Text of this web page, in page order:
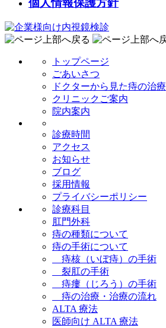
トップページ
ごあいさつ
ドクターから見た痔の治療
クリニックご案内
院内案内
診療時間
アクセス
お知らせ
ブログ
採用情報
プライバシーポリシー
診療科目
肛門外科
痔の種類について
痔の手術について
痔核（いぼ痔）の手術
裂肛の手術
痔瘻（じろう）の手術
痔の治療・治療の流れ
ALTA 療法
医師向け ALTA 療法